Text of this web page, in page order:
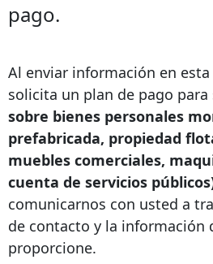
pago.
Al enviar información en
solicita un plan de pago para
sobre bienes personales
prefabricada, propiedad
muebles comerciales,
cuenta de servicios
comunicarnos con usted a
de contacto y la información
proporcione.